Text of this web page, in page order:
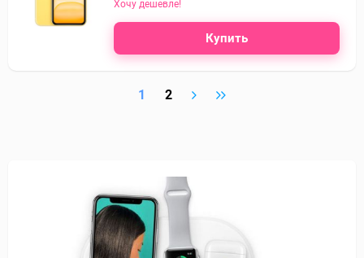
Хочу дешевле!
Купить
1 2